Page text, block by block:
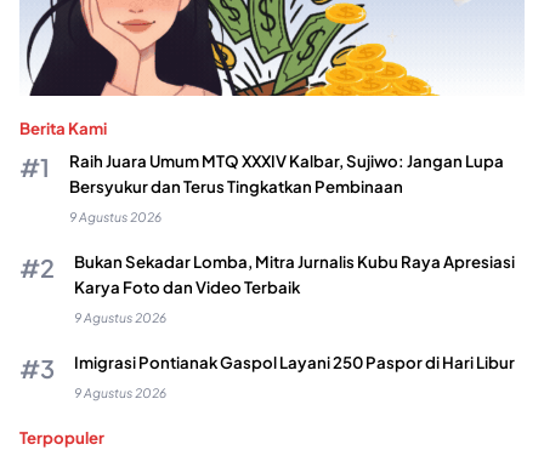
Berita Kami
Raih Juara Umum MTQ XXXIV Kalbar, Sujiwo: Jangan Lupa
Bersyukur dan Terus Tingkatkan Pembinaan
9 Agustus 2026
Bukan Sekadar Lomba, Mitra Jurnalis Kubu Raya Apresiasi
Karya Foto dan Video Terbaik
9 Agustus 2026
Imigrasi Pontianak Gaspol Layani 250 Paspor di Hari Libur
9 Agustus 2026
Terpopuler